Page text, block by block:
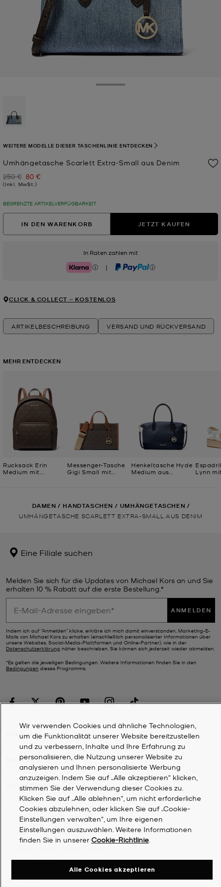
Umhängetasche Scarlett Extra-Small aus Denim
Zuvor
250 € Jetzt
80 €
(Inkl. MwSt.)
WEITERE MODELLE DIESER TASCHENLINIE ENTDECKEN
BEGRENZTE ARTIKELVERFÜGBARKEIT
IN DEN WARENKORB JETZT KAUFEN
In Raten zahlen mit
Klarna | PayPal
CLICK & COLLECT ‒ KOSTENLOS
ARTIKELBESCHREIBUNG VERSAND UND RÜCKVERSAND
MEHR ENTDECKEN
Rucksack Erin
Medium mit
Messenger-Tasche
Gigi Small mit
Henkeltasche Hyde
Medium aus
Lynn
DAMEN / HANDTASCHEN / UMHÄNGETASCHEN /
UMHÄNGETASCHE SCARLETT EXTRA-SMALL AUS DENIM
Eine Filiale suchen
Melden Sie sich für die Updates von Michael Kors an und Sie
erhalten 10 % Rabatt auf die erste Bestellung.*
ANMELDEN
Indem ich auf "Anmelden" klicke, erkläre ich mich damit einverstanden, Marketing-E-
Mails von Michael Kors zu erhalten (einschließlich personalisierter Informationen über
unsere Websites, Social-Media-Plattformen und Online-Partner), wie in der
Datenschutzerklärung näher beschrieben. Sie können sich jederzeit wieder abmelden.
*Es gelten die jeweiligen Bedingungen. Weitere Informationen finden Sie in den
Bedingungen dieses Programms.
KUNDENDIENST
MEIN KONTO
UNTERNEHMEN
2026 Michael Kors
Datenschutzrichtlinie
Erklärung zur Barrierefreiheit
Wir verwenden Cookies und ähnliche Technologien,
um die Funktionalität unserer Website bereitzustellen
und zu verbessern, Inhalte und Ihre Erfahrung zu
personalisieren, die Nutzung unserer Website zu
analysieren und Ihnen personalisierte Werbung
anzuzeigen. Indem Sie auf „Alle akzeptieren“ klicken,
stimmen Sie der Verwendung dieser Cookies zu.
Klicken Sie auf „Alle ablehnen“, um nicht erforderliche
Cookies abzulehnen, oder klicken Sie auf „Cookie-
Einstellungen verwalten“, um Ihre eigenen
Einstellungen auszuwählen. Weitere Informationen
finden Sie in unserer Cookie-Richtlinie.
Alle Cookies akzeptieren